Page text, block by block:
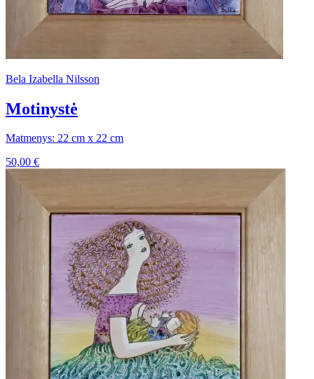
Bela Izabella Nilsson
Motinystė
Matmenys: 22 cm x 22 cm
50,00 €